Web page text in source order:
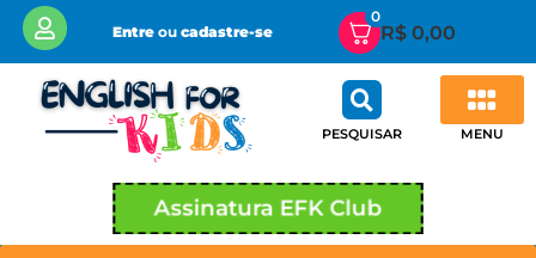
Entreou cadastre-se
0
R$ 0,00
PESQUISAR MENU
Assinatura EFK Club